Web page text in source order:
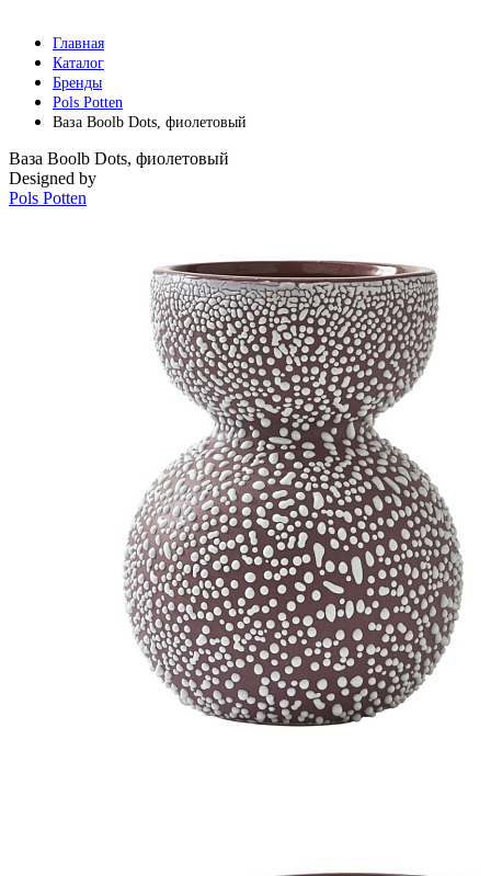
Главная
Каталог
Бренды
Pols Potten
Ваза Boolb Dots, фиолетовый
Ваза Boolb Dots, фиолетовый
Designed by
Pols Potten